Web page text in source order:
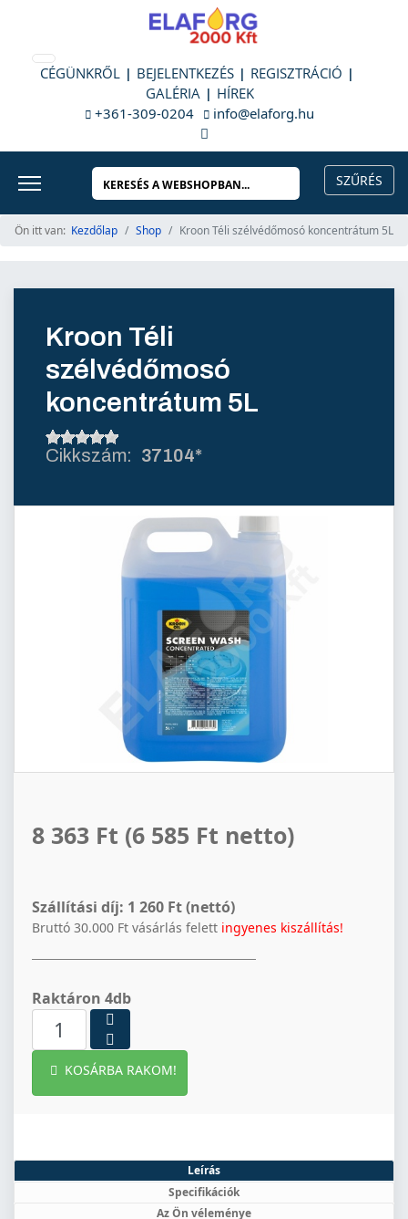
CÉGÜNKRŐL BEJELENTKEZÉS
REGISZTRÁCIÓ
GALÉRIA
HÍREK
+361-309-0204
info@elaforg.hu
Ön itt van: Kezdőlap Shop Kroon Téli szélvédőmosó koncentrátum 5L
Kroon Téli
szélvédőmosó
koncentrátum 5L
37104*
8 363 Ft (6 585 Ft netto)
Szállítási díj: 1 260 Ft (nettó)
Bruttó 30.000 Ft vásárlás felett ingyenes kiszállítás!
Raktáron 4db
KOSÁRBA RAKOM!
Leírás
Specifikációk
Az Ön véleménye